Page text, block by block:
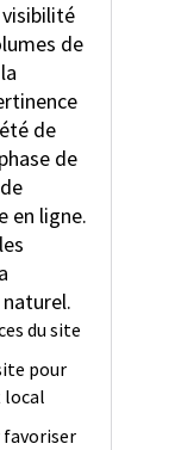
de
de
de
en ligne.
du site
pour